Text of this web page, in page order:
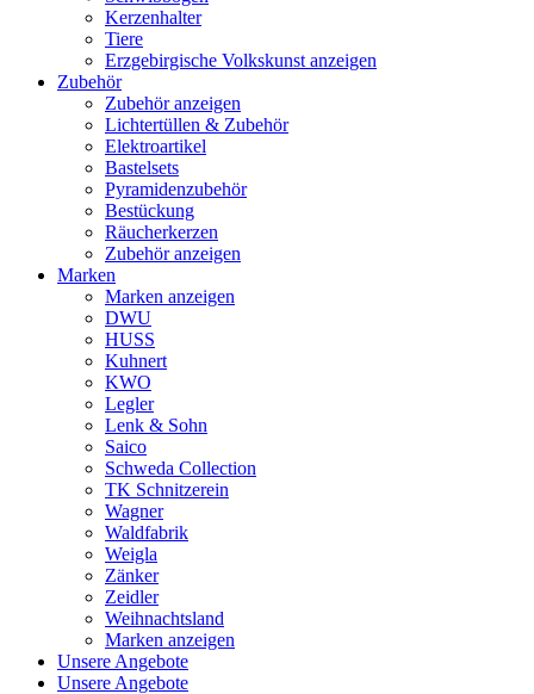
Kerzenhalter
Tiere
Erzgebirgische Volkskunst anzeigen
Zubehör
Zubehör anzeigen
Lichtertüllen & Zubehör
Elektroartikel
Bastelsets
Pyramidenzubehör
Bestückung
Räucherkerzen
Zubehör anzeigen
Marken
Marken anzeigen
DWU
HUSS
Kuhnert
KWO
Legler
Lenk & Sohn
Saico
Schweda Collection
TK Schnitzerein
Wagner
Waldfabrik
Weigla
Zänker
Zeidler
Weihnachtsland
Marken anzeigen
Unsere Angebote
Unsere Angebote